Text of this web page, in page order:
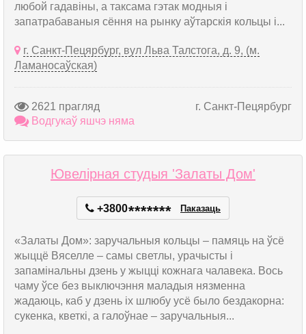
любой гадавіны, а таксама гэтак модныя і
запатрабаваныя сёння на рынку аўтарскія кольцы і...
г. Санкт-Пецярбург, вул Льва Талстога, д. 9, (м.
Ламаносаўская)
2621 прагляд
г. Санкт-Пецярбург
Водгукаў яшчэ няма
Ювелірная студыя 'Залаты Дом'
+3800******* Паказаць
«Залаты Дом»: заручальныя кольцы – памяць на ўсё
жыццё Вяселле – самы светлы, урачысты і
запамінальны дзень у жыцці кожнага чалавека. Вось
чаму ўсе без выключэння маладыя нязменна
жадаюць, каб у дзень іх шлюбу усё было бездакорна:
сукенка, кветкі, а галоўнае – заручальныя...